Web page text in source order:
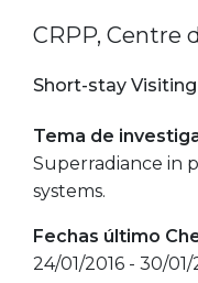
CRPP, Centre
Short-stay
Tema de
Superradiance in
systems.
Fechas último
24/01/2016 - 30/01/